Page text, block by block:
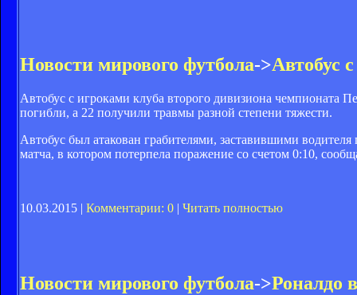
Новости мирового футбола->Автобус
Автобус с игроками клуба второго дивизиона чемпионата
погибли, а 22 получили травмы разной степени тяжести.
Автобус был атакован грабителями, заставившими
матча, в котором потерпела поражение со счетом 0:10,
10.03.2015 | Комментарии: 0 | Читать полностью
Новости мирового футбола->Роналдо